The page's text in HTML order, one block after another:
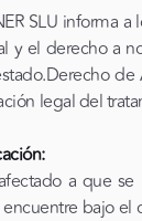
SLU
y el derecho a
legal del
a que
bajo